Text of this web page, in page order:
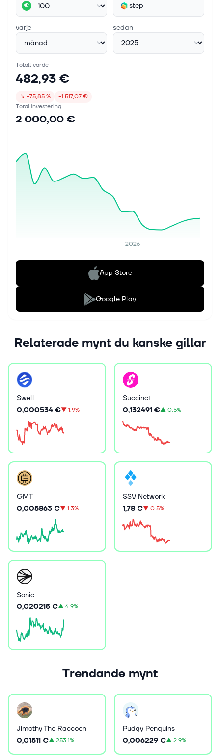
€
step
varje sedan
Totalt värde
482,93 €
↘ −75,85 %
−1 517,07 €
Total investering
2 000,00 €
2026
App Store
Google Play
Relaterade mynt du kanske gillar
Swell
0,000534 €▼1.9%
Succinct
0,132491 €▲0.5%
GMT
0,005863 €▼1.3%
SSV Network
1,78 €▼0.5%
Sonic
0,020215 €▲4.9%
Trendande mynt
Jimothy The Raccoon
0,01511 €▲253.1%
Pudgy Penguins
0,006229 €▲2.9%